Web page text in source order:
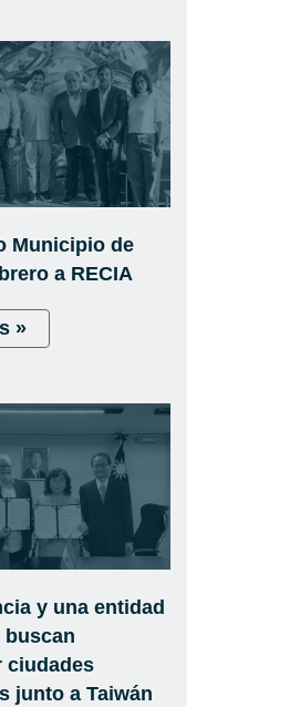
Municipio de
a RECIA
»
y una entidad
buscan
ciudades
junto a Taiwán